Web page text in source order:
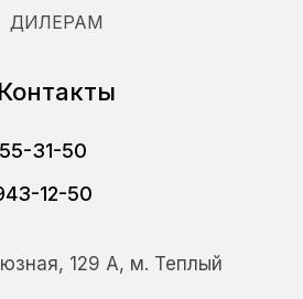
ДИЛЕРАМ
Контакты
31-50
12-50
129 А, м. Теплый